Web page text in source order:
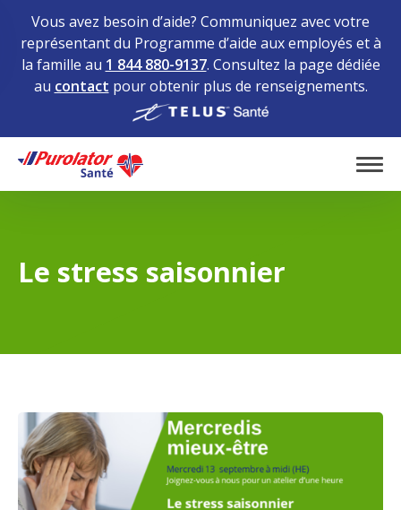
Vous avez besoin d’aide? Communiquez avec votre
représentant du Programme d’aide aux employés et à
la famille au 1 844 880-9137. Consultez la page dédiée
au contact pour obtenir plus de renseignements.
Home
Le stress saisonnier